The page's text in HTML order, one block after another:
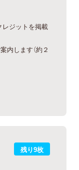
ジットを掲載
内します（約２
残り9枚